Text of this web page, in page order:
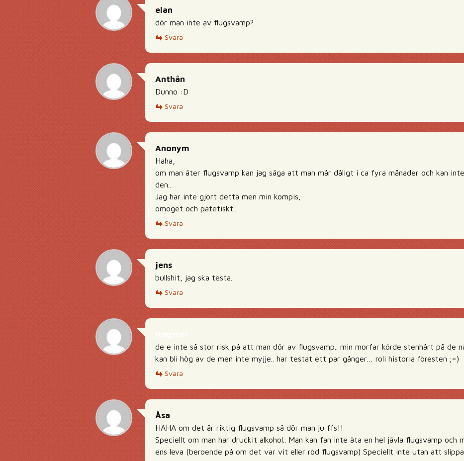
elan
dör man inte av flugsvamp?
Svara
Anthån
Dunno :D
Svara
Anonym
Haha,
om man äter flugsvamp kan jag säga att man mår dåligt i ca fyra månader och kan
den..
Jag har inte gjort detta men min kompis,
omoget och patetiskt..
Svara
jens
bullshit, jag ska testa.
Svara
de e inte så stor risk på att man dör av flugsvamp.. min morfar körde stenhårt på de
kan bli hög av de men inte myjje.. har testat ett par gånger… roli historia föresten ;=)
Svara
Åsa
HAHA om det är riktig flugsvamp så dör man ju ffs!!
Speciellt om man har druckit alkohol.. Man kan fan inte äta en hel jävla flugsvamp och
ens leva (beroende på om det var vit eller röd flugsvamp) Speciellt inte utan att slippa